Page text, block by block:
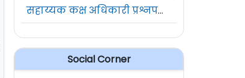
सहाय्यक कक्ष अधिकारी प्रश्नपत्रिका संच
Social Corner